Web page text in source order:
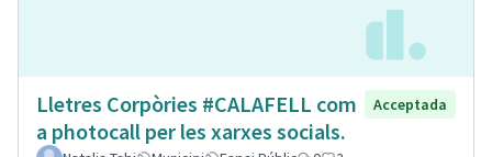
Lletres Corpòries #CALAFELL com
a photocall per les xarxes socials.
Acceptada